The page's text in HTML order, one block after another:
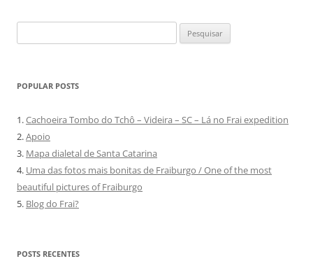
por:
POPULAR POSTS
1.Cachoeira Tombo do Tchô – Videira – SC – Lá no Frai expedition
2.Apoio
3. Mapa dialetal de Santa Catarina
4. Uma das fotos mais bonitas de Fraiburgo / One of the most
beautiful pictures of Fraiburgo
5. Blog do Frai?
POSTS RECENTES